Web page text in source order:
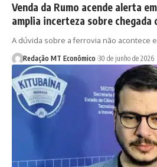
Venda da Rumo acende alerta
amplia incerteza sobre chegada
A dúvida sobre a ferrovia não acontece
Redação MT Econômico 30 de junho de 2026